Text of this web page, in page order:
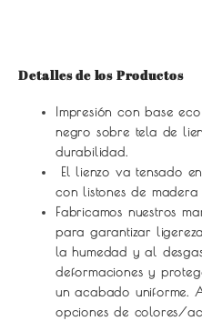
Detalles de los Productos
Impresión con base
negro sobre tela de
durabilidad.
El lienzo va tensado
con listones de madera
Fabricamos nuestros
para garantizar
la humedad y al
deformaciones y
un acabado uniforme.
opciones de colores/